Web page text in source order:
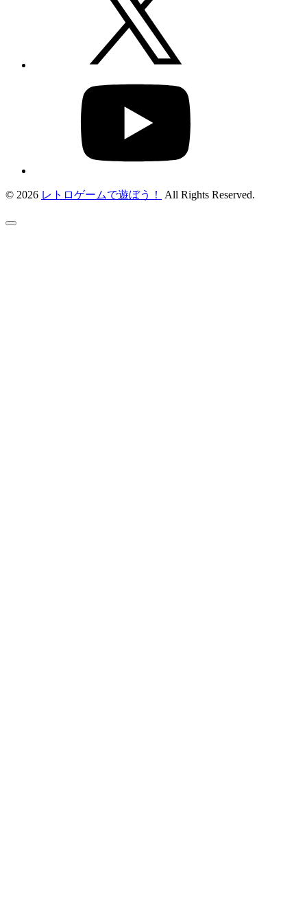
© 2026 レトロゲームで遊ぼう！ All Rights Reserved.